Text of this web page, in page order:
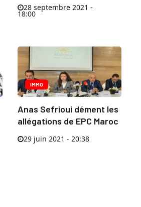
28 septembre 2021 -
18:00
IMMO
Anas Sefrioui dément les
allégations de EPC Maroc
29 juin 2021 - 20:38